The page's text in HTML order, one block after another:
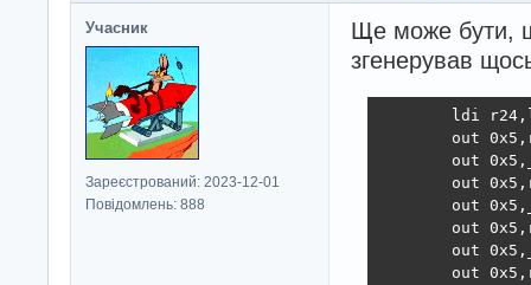
Учасник
Зареєстрований: 2023-12-01
Повідомлень: 888
Ще може бути,
згенерував
ldi
out
out
out
out
out
out
out